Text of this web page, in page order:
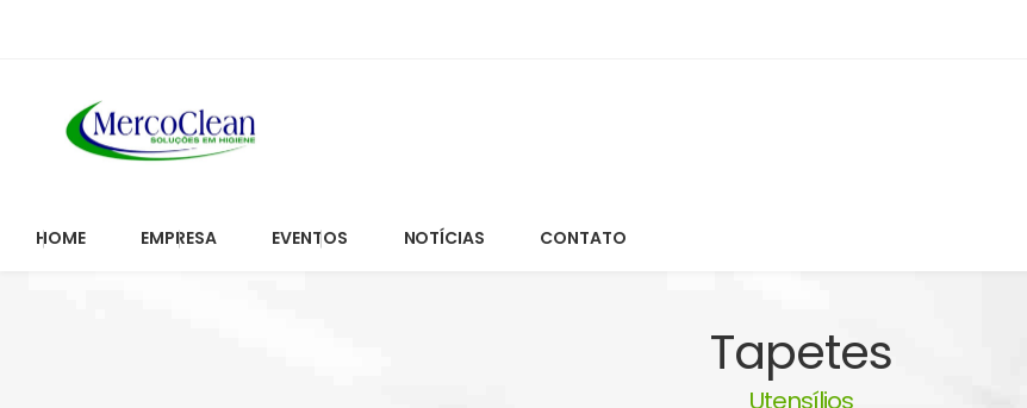
HOME EMPRESA EVENTOS NOTÍCIAS CONTATO
Tapetes
Utensílios